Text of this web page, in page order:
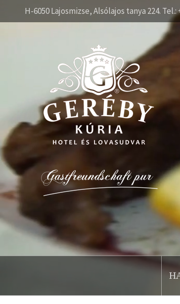
H-6050 Lajosmizse, Alsólajos tanya 224. Tel.: